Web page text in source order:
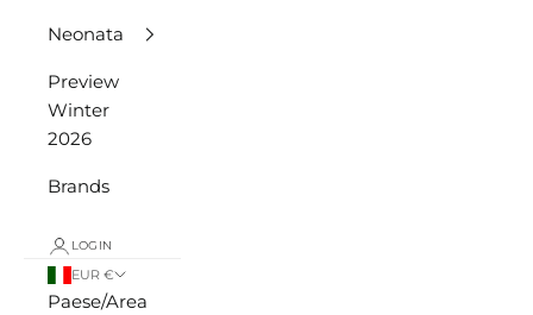
Neonata
Preview
Winter
2026
Brands
LOGIN
EUR €
Paese/Area